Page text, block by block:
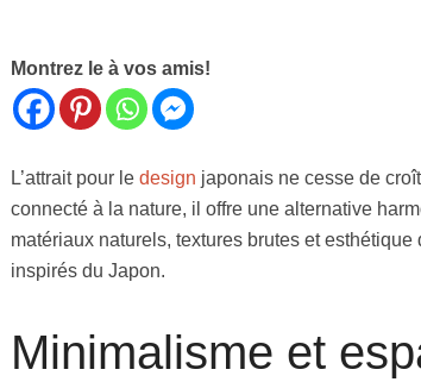
Montrez le à vos amis!
L’attrait pour le design japonais ne cesse de
connecté à la nature, il offre une alternative
matériaux naturels, textures brutes et
inspirés du Japon.
Minimalisme et